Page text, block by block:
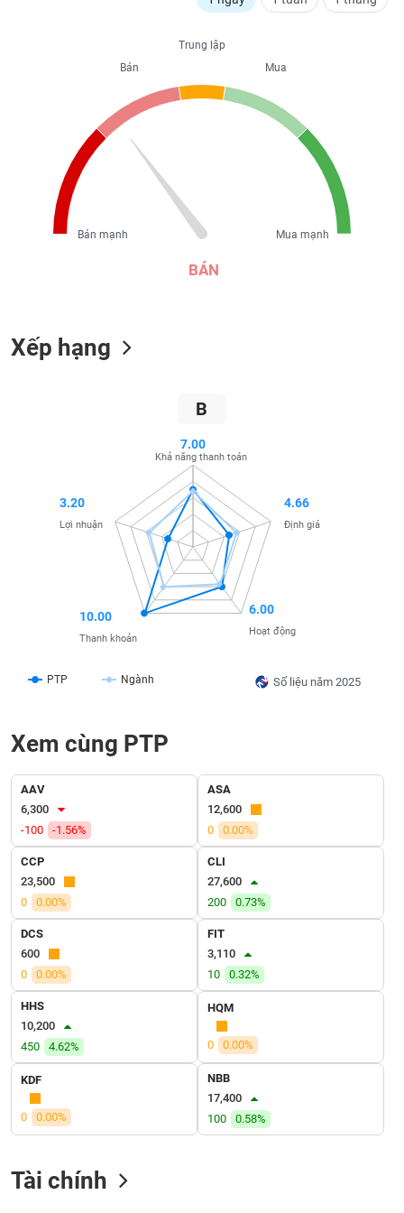
BÁN
Trung lập
Mua
Mua mạnh
Bán
Bán mạnh
Xếp hạng
B
Số liệu năm 2025
PTP Ngành
7.00
Khả năng thanh toán
4.66
Định giá
6.00
Hoạt động
10.00
Thanh khoản
3.20
Lợi nhuận
Xem cùng PTP
AAV
6,300
-100
-1.56%
ASA
12,600
0
0.00%
CCP
23,500
0
0.00%
CLI
27,600
200
0.73%
DCS
600
0
0.00%
FIT
3,110
10
0.32%
HHS
10,200
450
4.62%
HQM
0 0.00%
KDF
0 0.00%
NBB
17,400
100
0.58%
Tài chính
THÔNG
DỊCH
VỤ
TRUYỀN
ÍCH
BẤT
ĐỘNG
SẢN
Mã
khoán
(-)